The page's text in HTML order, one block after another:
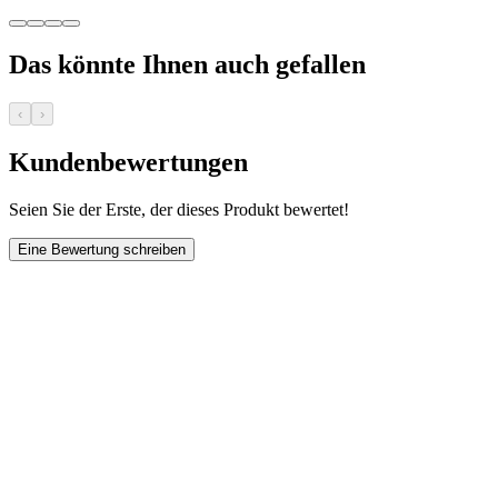
Das könnte Ihnen auch gefallen
‹ ›
Kundenbewertungen
Seien Sie der Erste, der dieses Produkt bewertet!
Eine Bewertung schreiben